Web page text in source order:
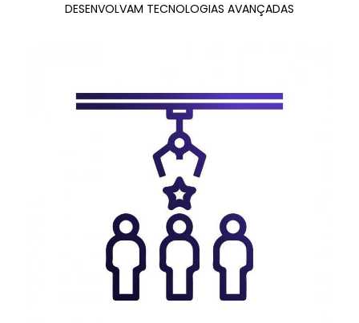
DESENVOLVAM TECNOLOGIAS AVANÇADAS